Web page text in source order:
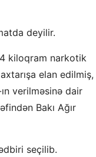
deyilir.
kiloqram narkotik
elan edilmiş,
verilməsinə dair
Bakı Ağır
seçilib.